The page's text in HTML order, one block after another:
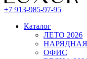
+7 913-985-97-95
Каталог
ЛЕТО 2026
ОФИС